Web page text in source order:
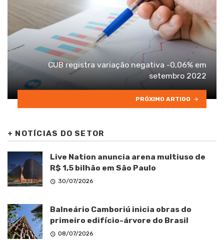
CUB registra variação negativa -0,06% em
setembro 2022
PRÓXIMO ARTIGO
+ NOTÍCIAS DO SETOR
Live Nation anuncia arena multiuso de
R$ 1,5 bilhão em São Paulo
30/07/2026
Balneário Camboriú inicia obras do
primeiro edifício-árvore do Brasil
08/07/2026